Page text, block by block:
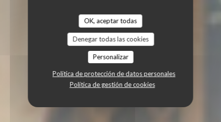
OK, aceptar todas
Denegar todas las cookies
Personalizar
Política de protección de datos personales
Política de gestión de cookies